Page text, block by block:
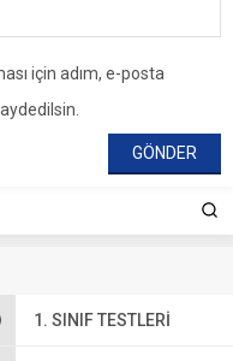
1. SINIF TESTLERI
için adım, e-posta